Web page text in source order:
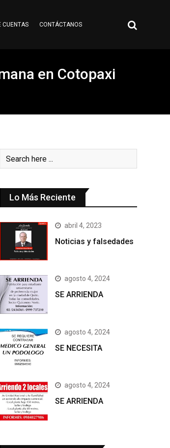
CUENTAS CONTÁCTANOS
en Cotopaxi
Lo Más Reciente
abril 4, 2023
Noticias y falsedades
agosto 4, 2024
SE ARRIENDA
agosto 4, 2024
SE NECESITA
agosto 4, 2024
SE ARRIENDA